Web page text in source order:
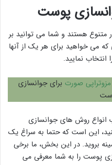
پوست
متنوع هستند و شما می توانید بر
می خواهید برای هر یک از آنها
انتخاب نمایید.
مزوتراپی صورت برای جوانسازی
انواع روش های جوانسازی
این است که حتما به سراغ یک
بروید. در این بخش، ما برخی
پوست را به شما معرفی می